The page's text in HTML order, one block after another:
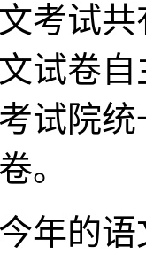
试共
试卷
试院
。
的语